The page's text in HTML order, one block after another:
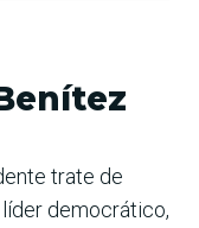
trate de
democrático,